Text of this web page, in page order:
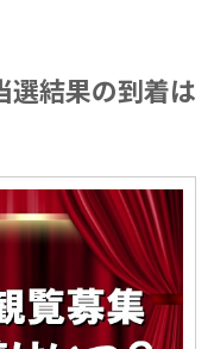
選結果の到着は